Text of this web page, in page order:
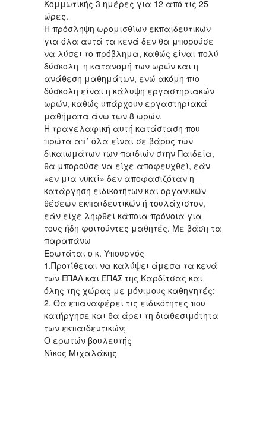
Κομμωτικής 3 ημέρες για 12 από τις 25
ώρες.
Η πρόσληψη ωρομισθίων εκπαιδευτικών
για όλα αυτά τα κενά δεν θα μπορούσε
να λύσει το πρόβλημα, καθώς είναι πολύ
δύσκολη η κατανομή των ωρών και η
ανάθεση μαθημάτων, ενώ ακόμη πιο
δύσκολη είναι η κάλυψη εργαστηριακών
ωρών, καθώς υπάρχουν εργαστηριακά
μαθήματα άνω των 8 ωρών.
Η τραγελαφική αυτή κατάσταση που
πρώτα απ΄ όλα είναι σε βάρος των
δικαιωμάτων των παιδιών στην Παιδεία,
θα μπορούσε να είχε αποφευχθεί, εάν
«εν μια νυκτί» δεν αποφασιζόταν η
κατάργηση ειδικοτήτων και οργανικών
θέσεων εκπαιδευτικών ή τουλάχιστον,
εάν είχε ληφθεί κάποια πρόνοια για
τους ήδη φοιτούντες μαθητές. Με βάση τα
παραπάνω
Ερωτάται ο κ. Υπουργός
1.Προτίθεται να καλύψει άμεσα τα κενά
των ΕΠΑΛ και ΕΠΑΣ της Καρδίτσας και
όλης της χώρας με μόνιμους καθηγητές;
2. Θα επαναφέρει τις ειδικότητες που
κατήργησε και θα άρει τη διαθεσιμότητα
των εκπαιδευτικών;
Ο ερωτών βουλευτής
Νίκος Μιχαλάκης